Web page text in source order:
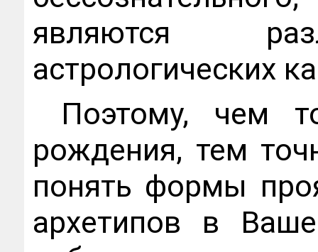
являются
астрологических
Поэтому, чем
рождения, тем
понять формы
архетипов в